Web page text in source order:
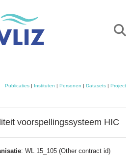
Publicaties | Instituten | Personen | Datasets | Projecten
voorspellingssysteem HIC
: WL 15_105 (Other contract id)